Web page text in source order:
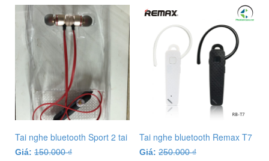
Tai nghe bluetooth Sport 2 tai
Giá: 150.000₫
Tai nghe bluetooth Remax T7
Giá: 250.000₫